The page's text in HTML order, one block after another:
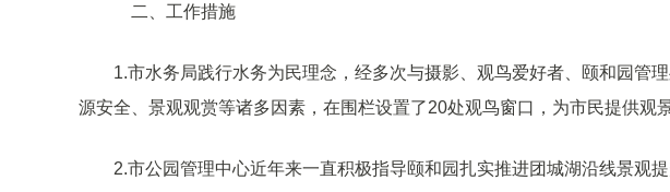
二、工作措施
1.市水务局践行水务为民理念，经多次与摄影、观鸟爱好者、颐和园管
源安全、景观观赏等诸多因素，在围栏设置了20处观鸟窗口，为市民提供观
2.市公园管理中心近年来一直积极指导颐和园扎实推进团城湖沿线景观